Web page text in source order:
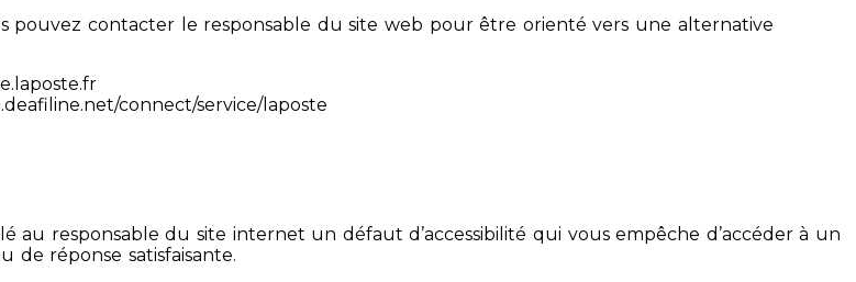
pouvez contacter le responsable du site web pour être orienté vers une alternative
connect/service/laposte
au responsable du site internet un défaut d’accessibilité qui vous empêche d’accéder à un
de réponse satisfaisante.